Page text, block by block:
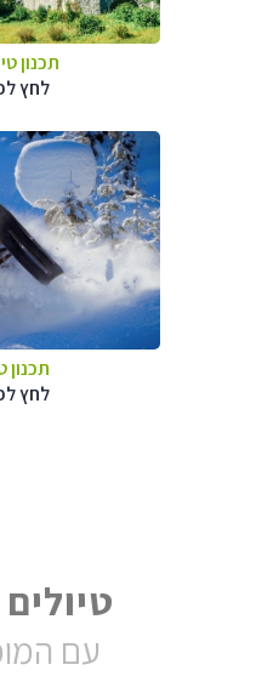
תכנון
לחץ
תכנון
לחץ
עם